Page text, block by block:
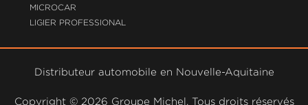
MICROCAR
LIGIER PROFESSIONAL
Distributeur automobile en Nouvelle-Aquitaine
Copyright © 2026 Groupe Michel. Tous droits réservés